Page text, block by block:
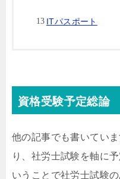
ITパスポート
資格受験予定総論
他の記事でも書いてい
り、社労士試験を軸に
いうことで社労士試験